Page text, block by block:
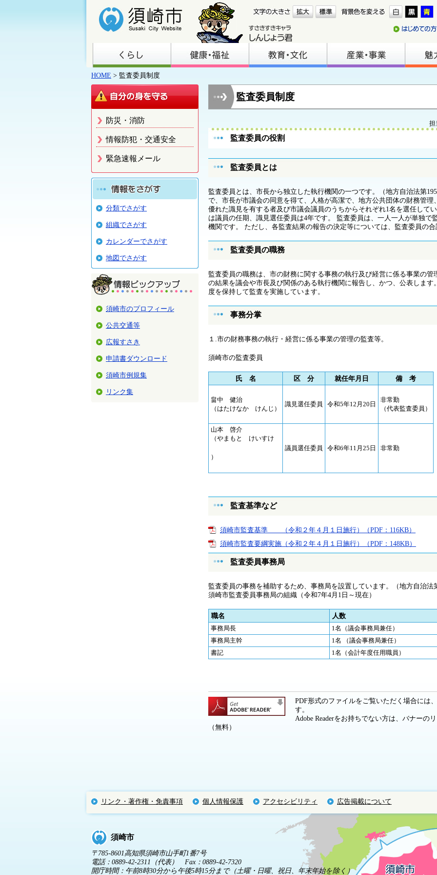
HOME > 監査委員制度
防災・消防
情報防犯・交通安全
緊急速報メール
分類でさがす
組織でさがす
カレンダーでさがす
地図でさがす
須崎市のプロフィール
公共交通等
広報すさき
申請書ダウンロード
須崎市例規集
リンク集
監査委員制度
担
監査委員の役割
監査委員とは
監査委員とは、市長から独立した執行機関の一つです。（地方自治法第
で、市長が市議会の同意を得て、人格が高潔で、地方公共団体の財務管
優れた識見を有する者及び市議会議員のうちからそれぞれ1名を選任して
は議員の任期、識見選任委員は4年です。 監査委員は、一人一人が単独で
機関です。 ただし、各監査結果の報告の決定等については、監査委員の合
監査委員の職務
監査委員の職務は、市の財務に関する事務の執行及び経営に係る事業の
の結果を議会や市長及び関係のある執行機関に報告し、かつ、公表しま
度を保持して監査を実施しています。
事務分掌
１.市の財務事務の執行・経営に係る事業の管理の監査等。
須崎市の監査委員
氏 名 区 分 就任年月日 備 考
畠中 健治
（はたけなか けんじ）
識見選任委員 令和5年12月20日
非常勤
（代表監査委員）
山本 啓介
（やまもと けいすけ
）
議員選任委員 令和6年11月25日 非常勤
監査基準など
須崎市監査基準 （令和２年４月１日施行）（PDF：116KB）
須崎市監査要綱実施（令和２年４月１日施行）（PDF：148KB）
監査委員事務局
監査委員の事務を補助するため、事務局を設置しています。（地方自治法
須崎市監査委員事務局の組織（令和7年4月1日～現在）
職名 人
事務局長
1名（議会事務局兼任）
事務局主幹
1名 （議会事務局兼任）
書記
1名（会計年度任用職員）
PDF形式のファイルをご覧いただく場合には
す。
Adobe Readerをお持ちでない方は、バナーの
（無料）
リンク・著作権・免責事項 個人情報保護 アクセシビリティ 広告掲載について
須崎市
〒785-8601高知県須崎市山手町1番7号
電話：0889-42-2311（代表） Fax：0889-42-7320
開庁時間：午前8時30分から午後5時15分まで（土曜・日曜、祝日、年末年始を除く）